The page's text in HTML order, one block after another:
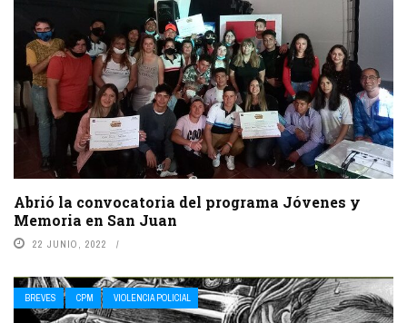
Abrió la convocatoria del programa Jóvenes y
Memoria en San Juan
22 JUNIO, 2022
BREVES CPM VIOLENCIA POLICIAL